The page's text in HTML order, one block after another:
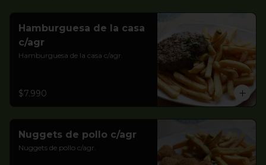
Hamburguesa de la casa
c/agr
Hamburguesa de la casa c/agr.
$7.990
Nuggets de pollo c/agr
Nuggets de pollo c/agr.